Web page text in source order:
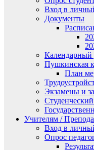
Вход в
Документы
Календарный
Пушкинская
План
Экзамены и
Учителям /
Вход в
Опрос